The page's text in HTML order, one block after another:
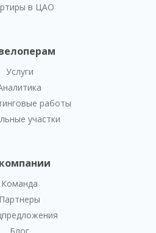
в ЦАО
Услуги
работы
участки
Команда
Партнеры